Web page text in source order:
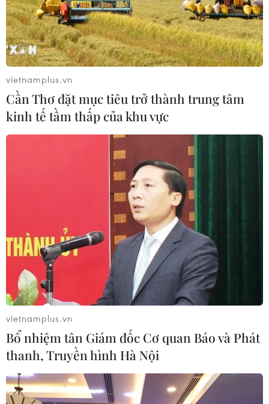
vietnamplus.vn
Cần Thơ đặt mục tiêu trở thành trung tâm
kinh tế tầm thấp của khu vực
vietnamplus.vn
Bổ nhiệm tân Giám đốc Cơ quan Báo và Phát
thanh, Truyền hình Hà Nội